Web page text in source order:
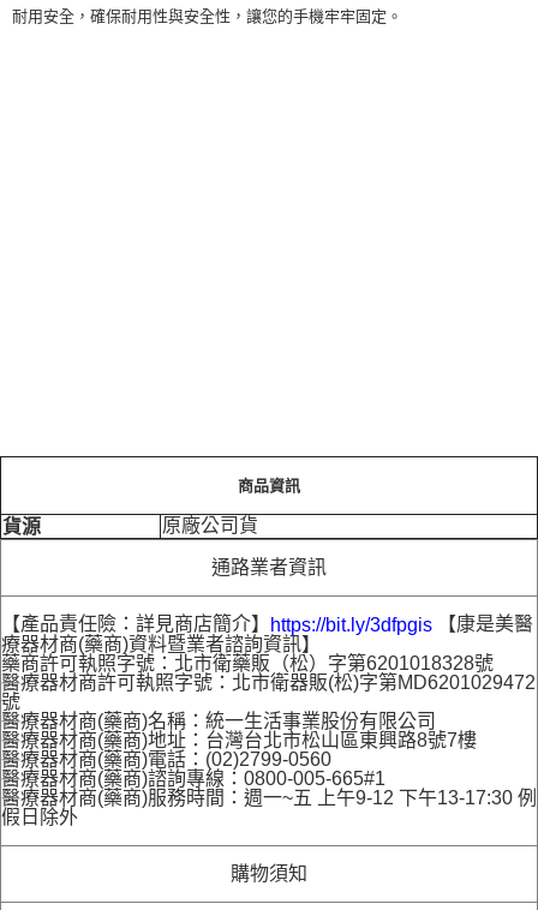
耐用安全，確保耐用性與安全性，讓您的手機牢牢固定。
商品資訊
貨源 原廠公司貨
通路業者資訊
【產品責任險：詳見商店簡介】 https://bit.ly/3dfpgis 【康是美醫
療器材商(藥商)資料暨業者諮詢資訊】
藥商許可執照字號：北市衛藥販（松）字第6201018328號
醫療器材商許可執照字號：北市衛器販(松)字第MD6201029472
號
醫療器材商(藥商)名稱：統一生活事業股份有限公司
醫療器材商(藥商)地址：台灣台北市松山區東興路8號7樓
醫療器材商(藥商)電話：(02)2799-0560
醫療器材商(藥商)諮詢專線：0800-005-665#1
醫療器材商(藥商)服務時間：週一~五 上午9-12 下午13-17:30 例
假日除外
購物須知